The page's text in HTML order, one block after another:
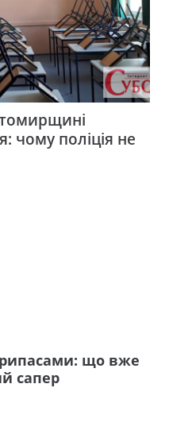
чому поліція не
що вже
сапер